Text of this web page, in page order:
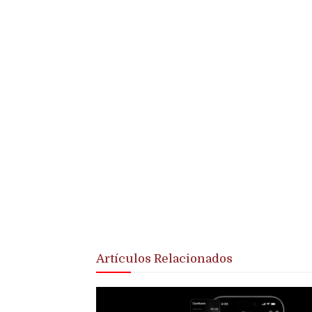
Artículos Relacionados